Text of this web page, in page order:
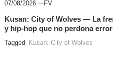
07/08/2026 FV
Kusan: City of Wolves — La
y hip-hop que no perdona
Tagged Kusan: City of Wolves